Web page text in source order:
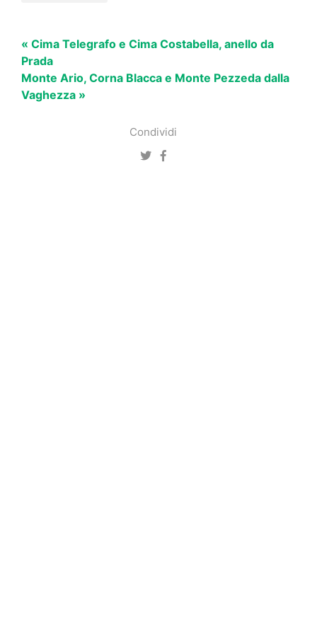
Condividi
« Cima Telegrafo e Cima Costabella, anello da
Prada
Monte Ario, Corna Blacca e Monte Pezzeda dalla
Vaghezza »